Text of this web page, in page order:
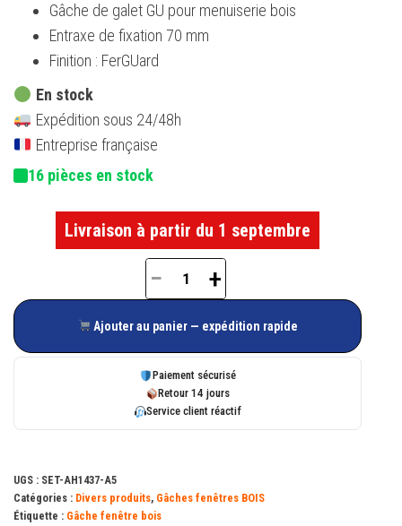
Gâche de galet GU pour menuiserie bois
Entraxe de fixation 70 mm
Finition : FerGUard
En stock
Expédition sous 24/48h
Entreprise française
16 pièces en stock
Livraison à partir du 1 septembre
quantité
Gâche
galet
E-
0-
1
− +
Ajouter au panier — expédition rapide
Paiement sécurisé
Retour 14 jours
Service client réactif
UGS : SET-AH1437-A5
Catégories : Divers produits, Gâches fenêtres BOIS
Étiquette : Gâche fenêtre bois